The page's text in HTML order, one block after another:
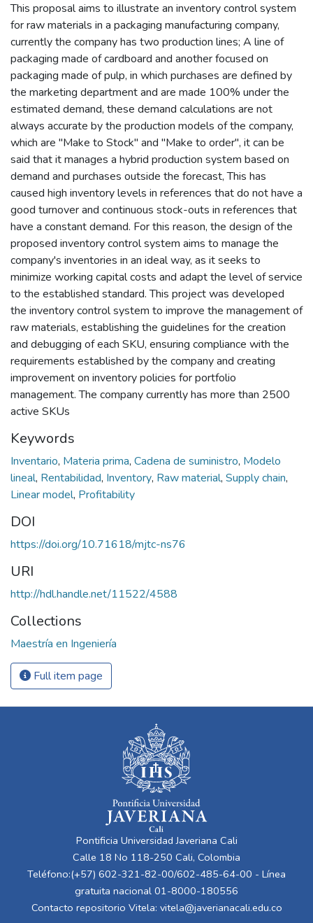
This proposal aims to illustrate an inventory control system
for raw materials in a packaging manufacturing company,
currently the company has two production lines; A line of
packaging made of cardboard and another focused on
packaging made of pulp, in which purchases are defined by
the marketing department and are made 100% under the
estimated demand, these demand calculations are not
always accurate by the production models of the company,
which are "Make to Stock" and "Make to order", it can be
said that it manages a hybrid production system based on
demand and purchases outside the forecast, This has
caused high inventory levels in references that do not have a
good turnover and continuous stock-outs in references that
have a constant demand. For this reason, the design of the
proposed inventory control system aims to manage the
company's inventories in an ideal way, as it seeks to
minimize working capital costs and adapt the level of service
to the established standard. This project was developed
the inventory control system to improve the management of
raw materials, establishing the guidelines for the creation
and debugging of each SKU, ensuring compliance with the
requirements established by the company and creating
improvement on inventory policies for portfolio
management. The company currently has more than 2500
active SKUs
Keywords
Inventario, Materia prima, Cadena de suministro, Modelo
lineal, Rentabilidad, Inventory, Raw material, Supply chain,
Linear model, Profitability
DOI
https://doi.org/10.71618/mjtc-ns76
URI
http://hdl.handle.net/11522/4588
Collections
Maestría en Ingeniería
Full item page
Pontificia Universidad Javeriana Cali
Calle 18 No 118-250 Cali, Colombia
Teléfono:(+57) 602-321-82-00/602-485-64-00 - Línea
gratuita nacional 01-8000-180556
Contacto repositorio Vitela: vitela@javerianacali.edu.co